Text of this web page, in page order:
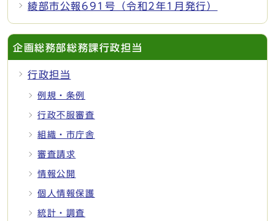
綾部市公報691号（令和2年1月発行）
企画総務部総務課行政担当
行政担当
例規・条例
行政不服審査
組織・市庁舎
審査請求
情報公開
個人情報保護
統計・調査